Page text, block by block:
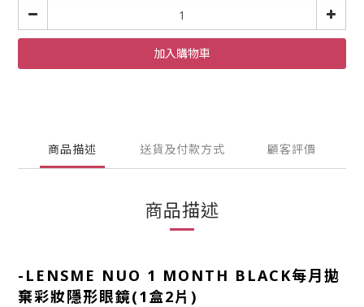
加入購物車
商品描述 送貨及付款方式 顧客評價
商品描述
- LENSME NUO 1 MONTH BLACK每月拋
棄彩妝隱形眼鏡(1盒2片)